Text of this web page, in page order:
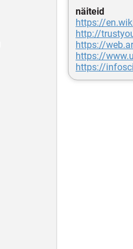
näiteid
https://
http://
https://
https://
https://